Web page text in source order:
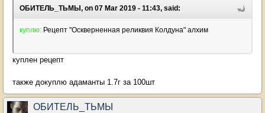
ОБИТЕЛЬ_ТЬМЫ, on 07 Mar 2019 - 11:43, said:
куплю: Рецепт "Оскверненная реликвия Колдуна" алхим
куплен рецепт
также докуплю адаманты 1.7г за 100шт
ОБИТЕЛЬ_ТЬМЫ